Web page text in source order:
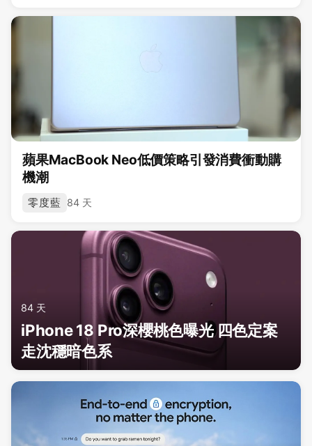
蘋果MacBook Neo低價策略引發消費衝動購
機潮
零度藍 84 天
84 天
iPhone 18 Pro深櫻桃色曝光 四色定案
走沈穩暗色系